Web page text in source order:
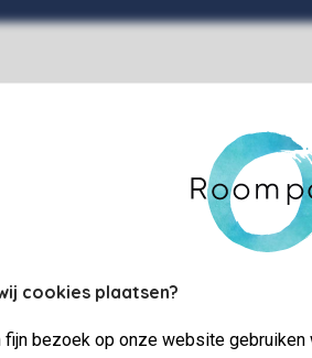
cookies plaatsen?
fijn bezoek op onze website